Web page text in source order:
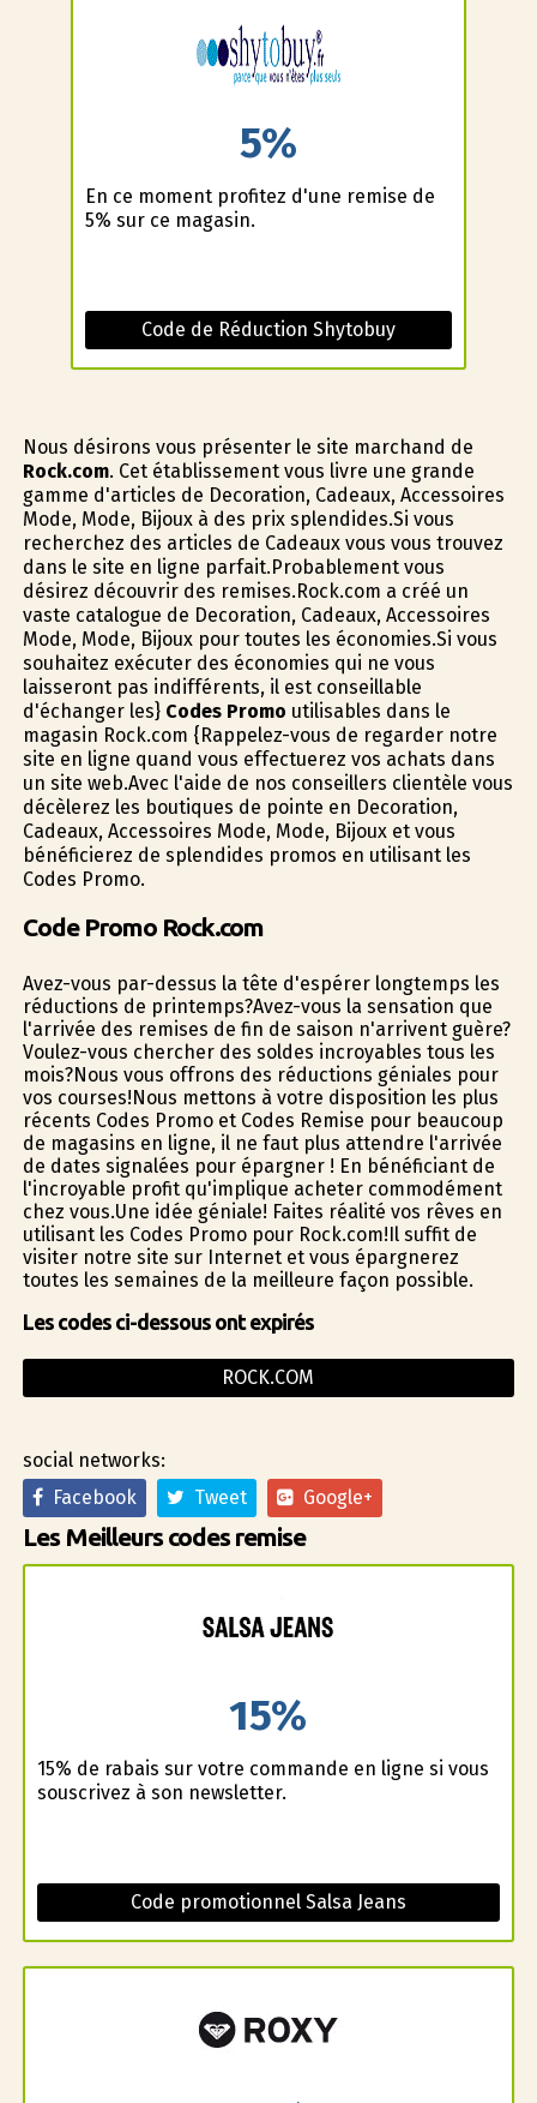
5%
En ce moment profitez d'une remise de
5% sur ce magasin.
Code de Réduction Shytobuy
Nous désirons vous présenter le site marchand de
Rock.com. Cet établissement vous livre une grande
gamme d'articles de Decoration, Cadeaux, Accessoires
Mode, Mode, Bijoux à des prix splendides.Si vous
recherchez des articles de Cadeaux vous vous trouvez
dans le site en ligne parfait.Probablement vous
désirez découvrir des remises.Rock.com a créé un
vaste catalogue de Decoration, Cadeaux, Accessoires
Mode, Mode, Bijoux pour toutes les économies.Si vous
souhaitez exécuter des économies qui ne vous
laisseront pas indifférents, il est conseillable
d'échanger les} Codes Promo utilisables dans le
magasin Rock.com {Rappelez-vous de regarder notre
site en ligne quand vous effectuerez vos achats dans
un site web.Avec l'aide de nos conseillers clientèle vous
décèlerez les boutiques de pointe en Decoration,
Cadeaux, Accessoires Mode, Mode, Bijoux et vous
bénéficierez de splendides promos en utilisant les
Codes Promo.
Code Promo Rock.com
Avez-vous par-dessus la tête d'espérer longtemps les
réductions de printemps?Avez-vous la sensation que
l'arrivée des remises de fin de saison n'arrivent guère?
Voulez-vous chercher des soldes incroyables tous les
mois?Nous vous offrons des réductions géniales pour
vos courses!Nous mettons à votre disposition les plus
récents Codes Promo et Codes Remise pour beaucoup
de magasins en ligne, il ne faut plus attendre l'arrivée
de dates signalées pour épargner ! En bénéficiant de
l'incroyable profit qu'implique acheter commodément
chez vous.Une idée géniale! Faites réalité vos rêves en
utilisant les Codes Promo pour Rock.com!Il suffit de
visiter notre site sur Internet et vous épargnerez
toutes les semaines de la meilleure façon possible.
Les codes ci-dessous ont expirés
ROCK.COM
social networks:
Facebook
Tweet Google+
Les Meilleurs codes remise
15%
15% de rabais sur votre commande en ligne si vous
souscrivez à son newsletter.
Code promotionnel Salsa Jeans